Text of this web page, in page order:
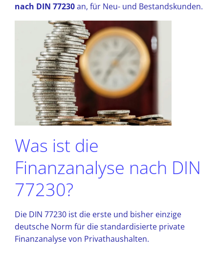
nach DIN 77230an, für Neu- und Bestandskunden.
Was ist die
Finanzanalyse nach DIN
77230?
Die DIN 77230 ist die erste und bisher einzige
deutsche Norm für die standardisierte private
Finanzanalyse von Privathaushalten.